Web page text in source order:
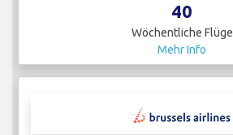
40
Wöchentliche Flüge
Mehr Info